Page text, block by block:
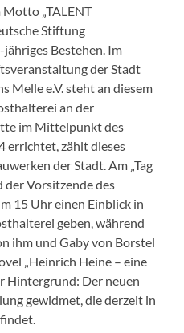
„TALENT
Stiftung
Bestehen. Im
der Stadt
Melle e.V. steht an diesem
an der
im Mittelpunkt des
errichtet, zählt dieses
der Stadt. Am „Tag
der Vorsitzende des
15 Uhr einen Einblick in
geben, während
ihm und Gaby von Borstel
„Heinrich Heine – eine
Hintergrund: Der neuen
gewidmet, die derzeit in